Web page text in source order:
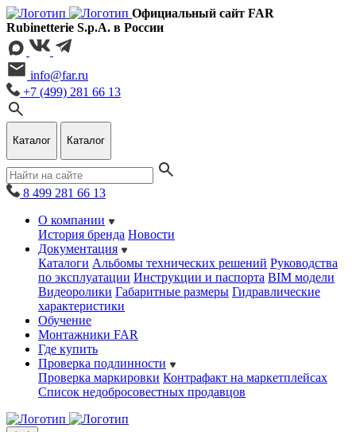
Официальный сайт FAR
Rubinetterie S.p.A. в России
info@far.ru
+7 (499) 281 66 13
Каталог Каталог
8 499 281 66 13
О компании
История бренда Новости
Документация
Каталоги Альбомы технических решений Руководства
по эксплуатации Инструкции и паспорта BIM модели
Видеоролики Габаритные размеры Гидравлические
характеристики
Обучение
Монтажники FAR
Где купить
Проверка подлинности
Проверка маркировки Контрафакт на маркетплейсах
Cписок недобросовестных продавцов